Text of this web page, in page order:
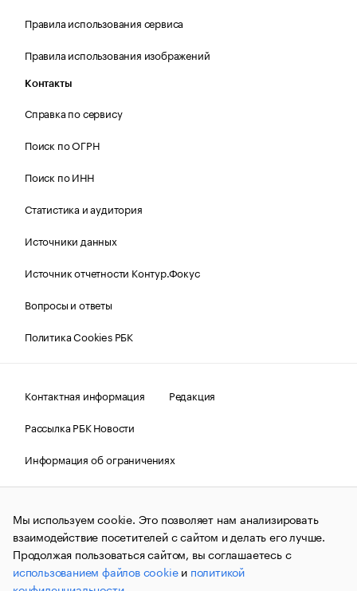
Правила использования сервиса
Правила использования изображений
Контакты
Справка по сервису
Поиск по ОГРН
Поиск по ИНН
Статистика и аудитория
Источники данных
Источник отчетности Контур.Фокус
Вопросы и ответы
Политика Cookies РБК
Контактная информация
Редакция
Рассылка РБК Новости
Информация об ограничениях
Правовая информация
О соблюдении авторских прав
© АО «РОСБИЗНЕСКОНСАЛТИНГ»,1995–2026.Сообщения
и материалы информационного агентства «РБК»
(зарегистрировано Федеральной службой по надзору в сфере
связи, информационных технологий и массовых
коммуникаций (Роскомнадзор) 09.12.2015 за номером ИА
№ФС77-63848) сопровождаются пометкой «РБК». Отдельные
Мы используем cookie. Это позволяет нам анализировать
взаимодействие посетителей с сайтом и делать его лучше.
Продолжая пользоваться сайтом, вы соглашаетесь с
использованием файлов cookieи политикой